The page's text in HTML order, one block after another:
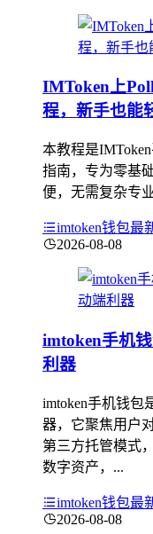
IMToken上
程，新手也能
本教程是
指南，专为零基
便，无需复杂专
imtoken钱包最
2026-08-08
imtoken手机
利器
imtoken手机钱包
器，它聚焦用户
第三方托管模式
数字资产，...
imtoken钱包最
2026-08-08